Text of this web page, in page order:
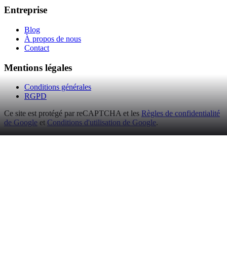
Entreprise
Blog
À propos de nous
Contact
Mentions légales
Conditions générales
RGPD
Ce site est protégé par reCAPTCHA et les Règles de confidentialité
de Google et Conditions d'utilisation de Google.